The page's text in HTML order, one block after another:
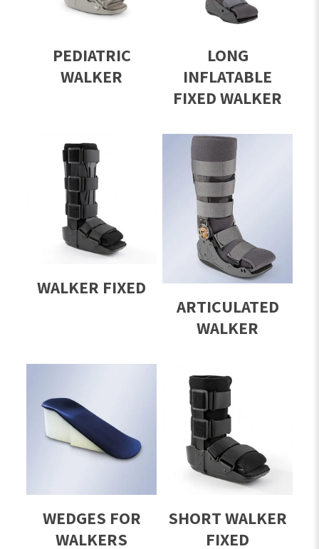
LONG
INFLATABLE
FIXED WALKER
PEDIATRIC
WALKER
ARTICULATED
WALKER
WALKER FIXED
SHORT WALKER
FIXED
WEDGES FOR
WALKERS